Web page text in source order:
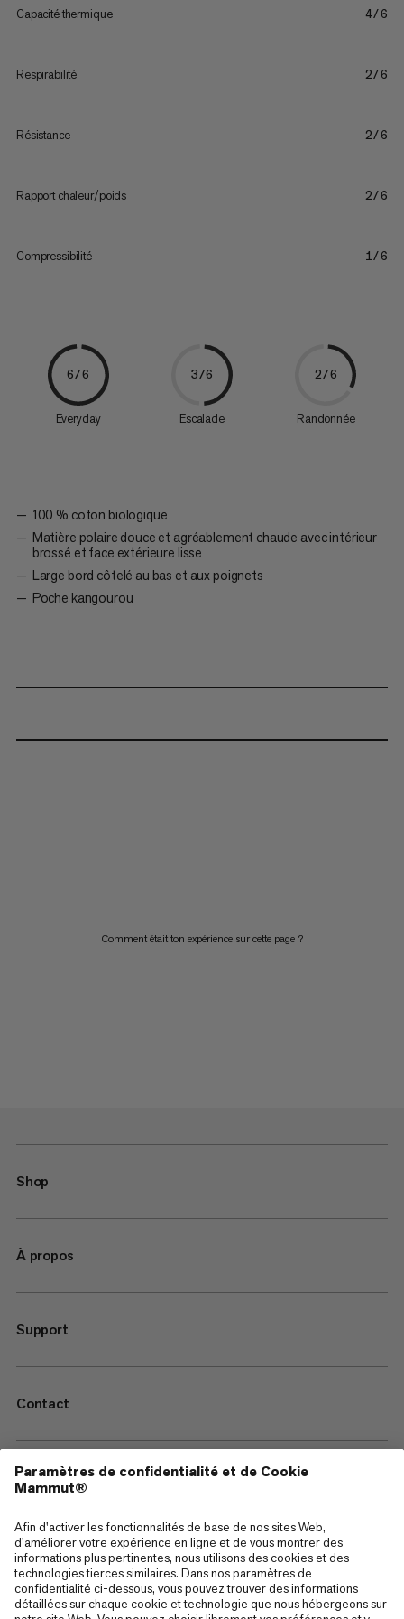
Capacité thermique 4/6
Respirabilité 2/6
Résistance 2/6
Rapport chaleur/poids 2/6
Compressibilité 1/6
6/6
Everyday
3/6
Escalade
2/6
Randonnée
100 % coton biologique
Matière polaire douce et agréablement chaude avec intérieur
brossé et face extérieure lisse
Large bord côtelé au bas et aux poignets
Poche kangourou
Comment était ton expérience sur cette page ?
Shop
À propos
Support
Contact
—
Sitemap